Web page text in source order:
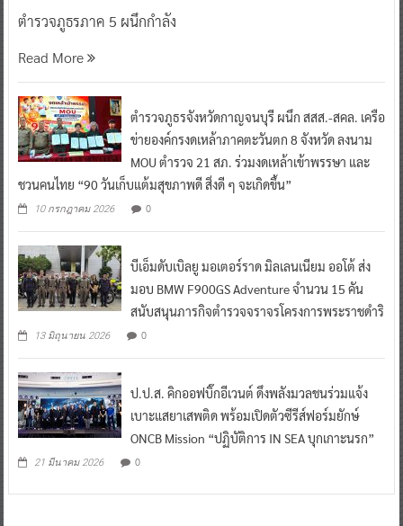
ตำรวจภูธรภาค 5 ผนึกกำลัง
Read More
ตำรวจภูธรจังหวัดกาญจนบุรี ผนึก สสส.-สคล. เครือ
ข่ายองค์กรงดเหล้าภาคตะวันตก 8 จังหวัด ลงนาม
MOU ตำรวจ 21 สภ. ร่วมงดเหล้าเข้าพรรษา และ
ชวนคนไทย “90 วันเก็บแต้มสุขภาพดี สิ่งดี ๆ จะเกิดขึ้น”
10 กรกฎาคม 2026 0
บีเอ็มดับเบิลยู มอเตอร์ราด มิลเลนเนียม ออโต้ ส่ง
มอบ BMW F900GS Adventure จำนวน 15 คัน
สนับสนุนภารกิจตำรวจจราจรโครงการพระราชดำริ
13 มิถุนายน 2026 0
ป.ป.ส. คิกออฟบิ๊กอีเวนต์ ดึงพลังมวลชนร่วมแจ้ง
เบาะแสยาเสพติด พร้อมเปิดตัวซีรีส์ฟอร์มยักษ์
ONCB Mission “ปฏิบัติการ IN SEA บุกเกาะนรก”
21 มีนาคม 2026 0